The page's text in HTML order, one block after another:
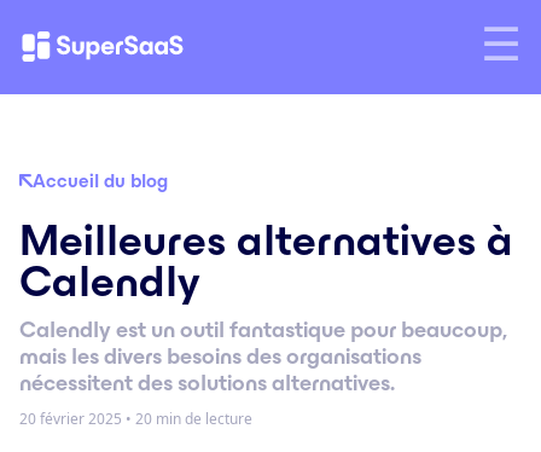
Accueil du blog
Meilleures alternatives à
Calendly
Calendly est un outil fantastique pour beaucoup,
mais les divers besoins des organisations
nécessitent des solutions alternatives.
20 février 2025 • 20 min de lecture